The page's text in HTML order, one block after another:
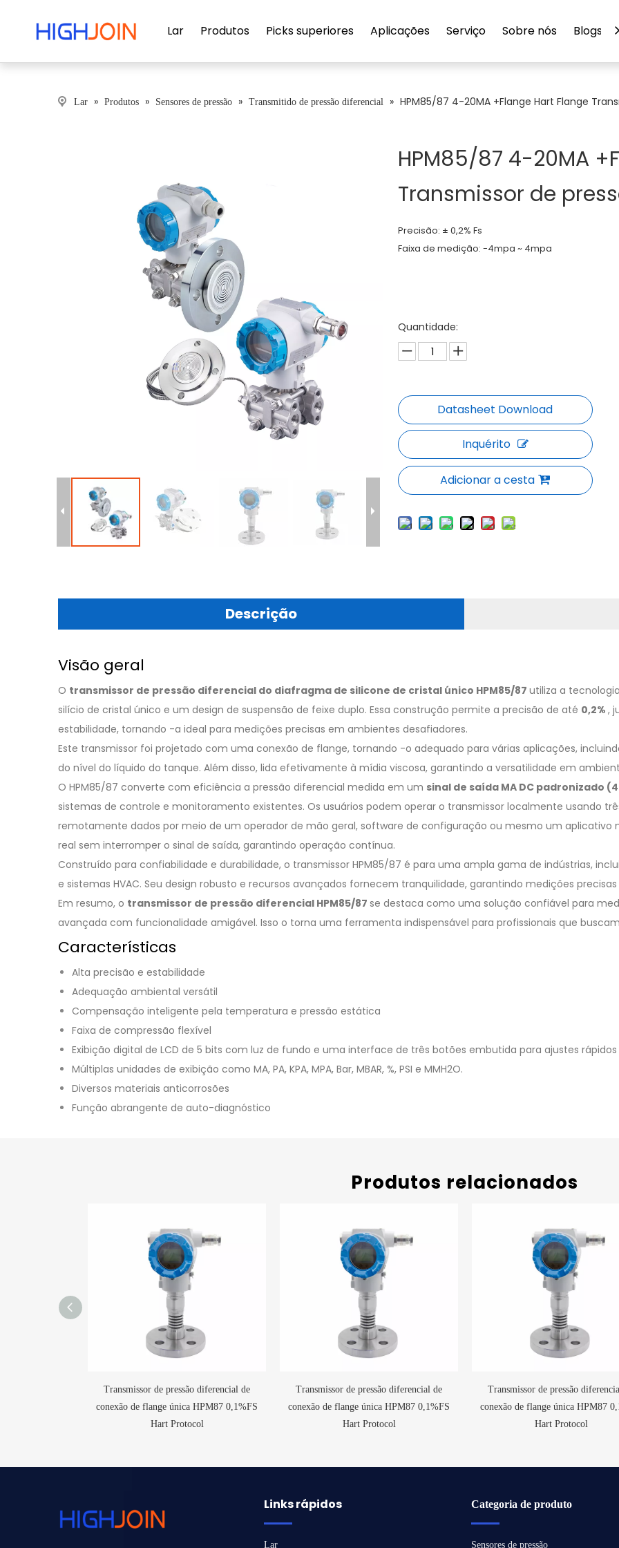
Lar Produtos Picks superiores Aplicações Serviço Sobre nós Blogs
Lar » Produtos » Sensores de pressão » Transmitido de pressão diferencial » HPM85/87 4-20MA +Flange Hart Flange
HPM85/87 4-20MA
Transmissor de
Precisão: ± 0,2% Fs
Faixa de medição: -4mpa ~ 4mpa
Quantidade:
Inquérito
Adicionar a cesta
Descrição
Visão geral
O transmissor de pressão diferencial do diafragma de silicone de cristal único HPM85/87 utiliza a
silício de cristal único e um design de suspensão de feixe duplo. Essa construção permite a precisão de até 0,2% ,
estabilidade, tornando -a ideal para medições precisas em ambientes desafiadores.
Este transmissor foi projetado com uma conexão de flange, tornando -o adequado para várias aplicações,
do nível do líquido do tanque. Além disso, lida efetivamente à mídia viscosa, garantindo a versatilidade em
O HPM85/87 converte com eficiência a pressão diferencial medida em um sinal de saída MA DC padronizado
sistemas de controle e monitoramento existentes. Os usuários podem operar o transmissor localmente usando
remotamente dados por meio de um operador de mão geral, software de configuração ou mesmo um aplicativo
real sem interromper o sinal de saída, garantindo operação contínua.
Construído para confiabilidade e durabilidade, o transmissor HPM85/87 é para uma ampla gama de indústrias,
e sistemas HVAC. Seu design robusto e recursos avançados fornecem tranquilidade, garantindo medições
Em resumo, o transmissor de pressão diferencial HPM85/87 se destaca como uma solução confiável para
avançada com funcionalidade amigável. Isso o torna uma ferramenta indispensável para profissionais que
Características
Alta precisão e estabilidade
Adequação ambiental versátil
Compensação inteligente pela temperatura e pressão estática
Faixa de compressão flexível
Exibição digital de LCD de 5 bits com luz de fundo e uma interface de três botões embutida para ajustes
Múltiplas unidades de exibição como MA, PA, KPA, MPA, Bar, MBAR, %, PSI e MMH2O.
Diversos materiais anticorrosões
Função abrangente de auto-diagnóstico
Produtos relacionados
Transmissor de pressão diferencial de
conexão de flange única HPM87 0,1%FS
Hart Protocol
Transmissor de pressão diferencial de
conexão de flange única HPM87 0,1%FS
Hart Protocol
Transmissor de pressão
conexão de flange única HPM87
Hart Protocol
Links rápidos
Lar
Categoria de produto
Sensores de pressão